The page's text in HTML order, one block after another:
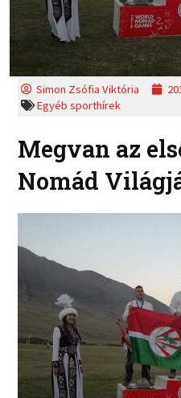
Simon Zsófia Viktória
Egyéb sporthírek
Megvan az
Nomád